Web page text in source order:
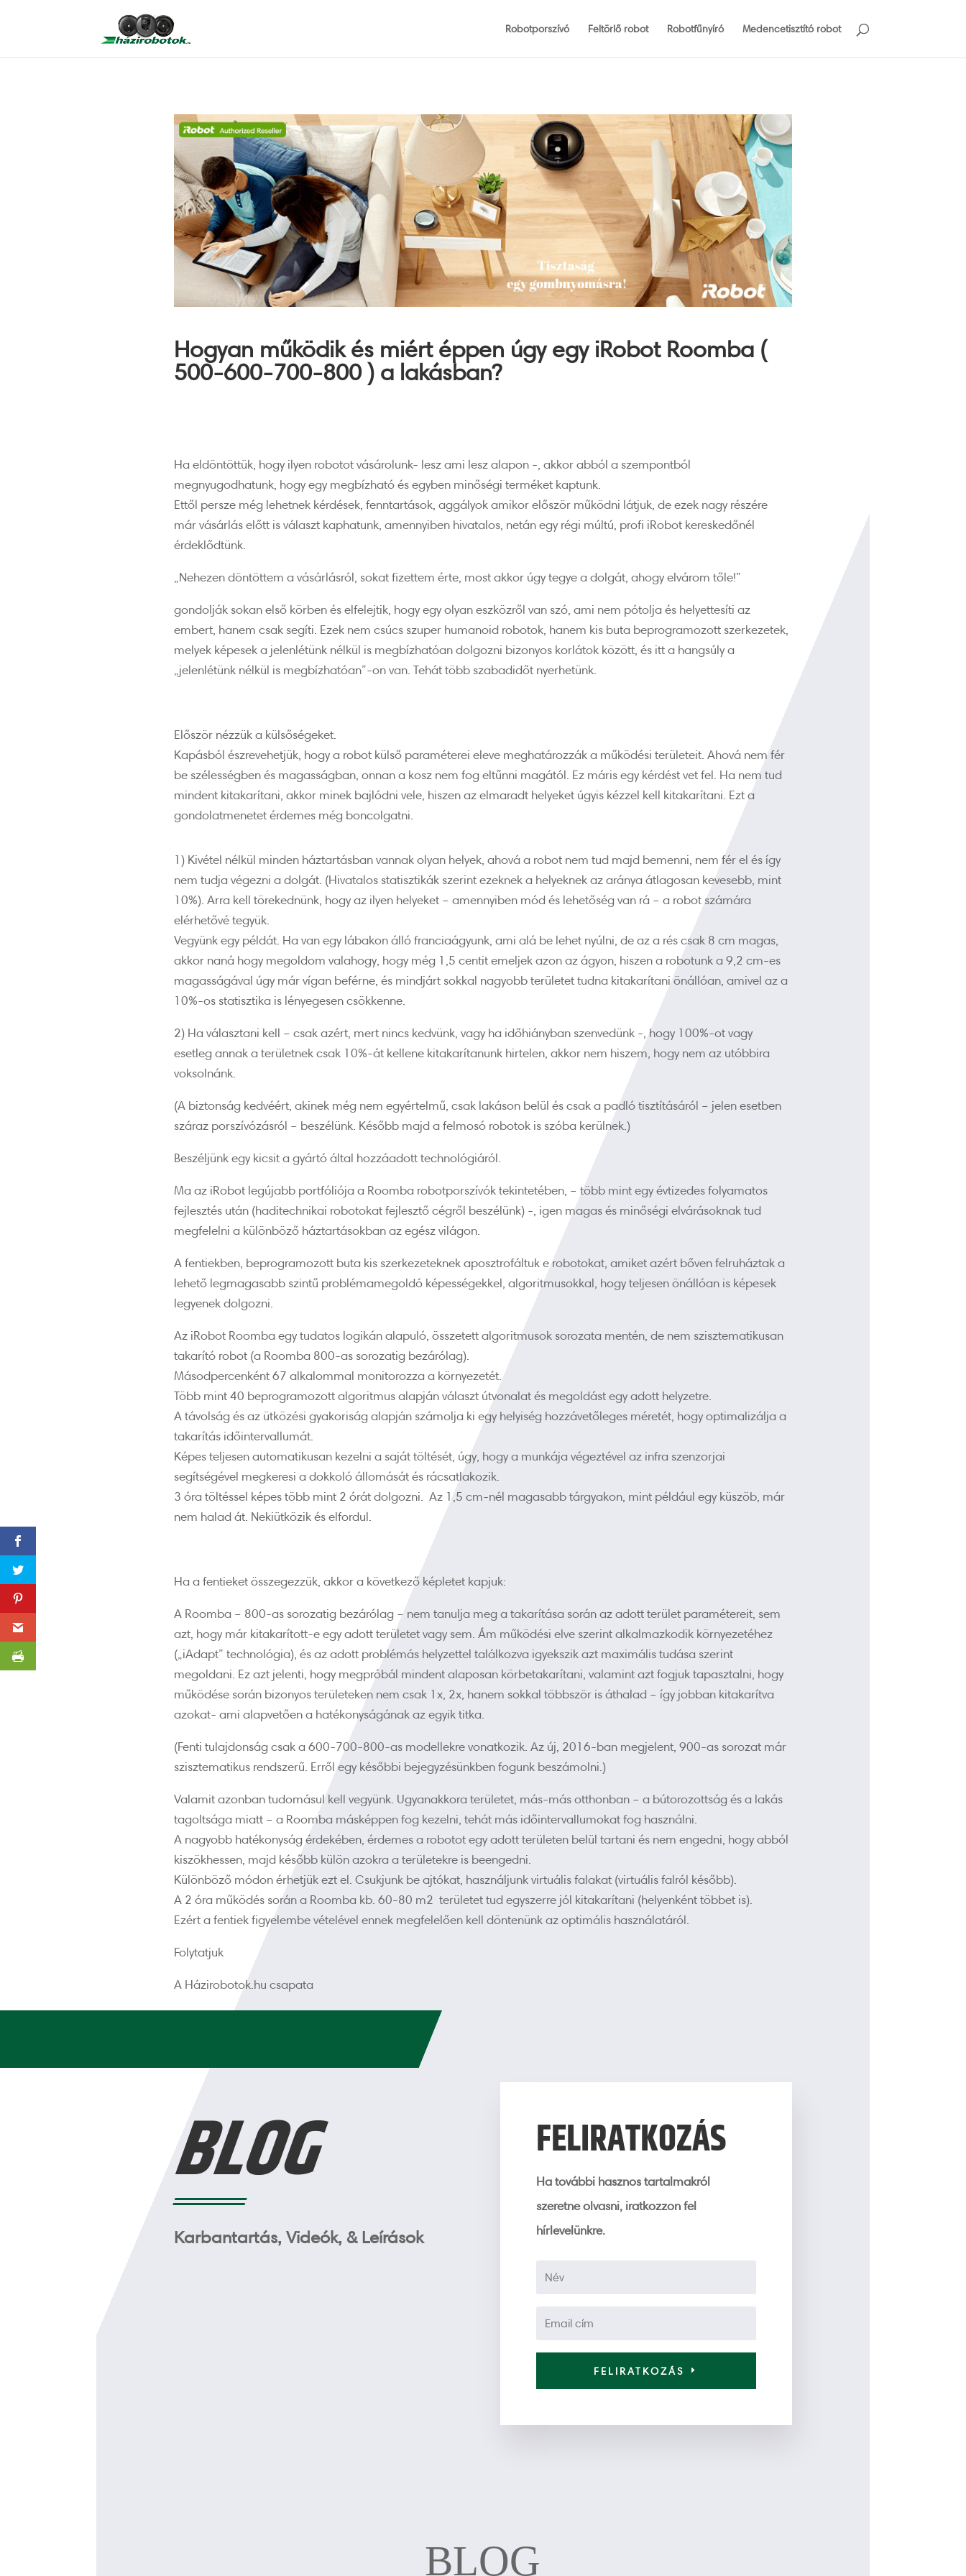
Robotporszívó Feltörlő robot Robotfűnyíró Medencetisztító robot
Hogyan működik és miért éppen úgy egy iRobot Roomba (
500-600-700-800 ) a lakásban?
Ha eldöntöttük, hogy ilyen robotot vásárolunk- lesz ami lesz alapon -, akkor abból a szempontból
megnyugodhatunk, hogy egy megbízható és egyben minőségi terméket kaptunk.
Ettől persze még lehetnek kérdések, fenntartások, aggályok amikor először működni látjuk, de ezek nagy részére
már vásárlás előtt is választ kaphatunk, amennyiben hivatalos, netán egy régi múltú, profi iRobot kereskedőnél
érdeklődtünk.
„Nehezen döntöttem a vásárlásról, sokat fizettem érte, most akkor úgy tegye a dolgát, ahogy elvárom tőle!”
gondolják sokan első körben és elfelejtik, hogy egy olyan eszközről van szó, ami nem pótolja és helyettesíti az
embert, hanem csak segíti. Ezek nem csúcs szuper humanoid robotok, hanem kis buta beprogramozott szerkezetek,
melyek képesek a jelenlétünk nélkül is megbízhatóan dolgozni bizonyos korlátok között, és itt a hangsúly a
„jelenlétünk nélkül is megbízhatóan”-on van. Tehát több szabadidőt nyerhetünk.
Először nézzük a külsőségeket.
Kapásból észrevehetjük, hogy a robot külső paraméterei eleve meghatározzák a működési területeit. Ahová nem fér
be szélességben és magasságban, onnan a kosz nem fog eltűnni magától. Ez máris egy kérdést vet fel. Ha nem tud
mindent kitakarítani, akkor minek bajlódni vele, hiszen az elmaradt helyeket úgyis kézzel kell kitakarítani. Ezt a
gondolatmenetet érdemes még boncolgatni.
1) Kivétel nélkül minden háztartásban vannak olyan helyek, ahová a robot nem tud majd bemenni, nem fér el és így
nem tudja végezni a dolgát. (Hivatalos statisztikák szerint ezeknek a helyeknek az aránya átlagosan kevesebb, mint
10%). Arra kell törekednünk, hogy az ilyen helyeket – amennyiben mód és lehetőség van rá – a robot számára
elérhetővé tegyük.
Vegyünk egy példát. Ha van egy lábakon álló franciaágyunk, ami alá be lehet nyúlni, de az a rés csak 8 cm magas,
akkor naná hogy megoldom valahogy, hogy még 1,5 centit emeljek azon az ágyon, hiszen a robotunk a 9,2 cm-es
magasságával úgy már vígan beférne, és mindjárt sokkal nagyobb területet tudna kitakarítani önállóan, amivel az a
10%-os statisztika is lényegesen csökkenne.
2) Ha választani kell – csak azért, mert nincs kedvünk, vagy ha időhiányban szenvedünk -, hogy 100%-ot vagy
esetleg annak a területnek csak 10%-át kellene kitakarítanunk hirtelen, akkor nem hiszem, hogy nem az utóbbira
voksolnánk.
(A biztonság kedvéért, akinek még nem egyértelmű, csak lakáson belül és csak a padló tisztításáról – jelen esetben
száraz porszívózásról – beszélünk. Később majd a felmosó robotok is szóba kerülnek.)
Beszéljünk egy kicsit a gyártó által hozzáadott technológiáról.
Ma az iRobot legújabb portfóliója a Roomba robotporszívók tekintetében, – több mint egy évtizedes folyamatos
fejlesztés után (haditechnikai robotokat fejlesztő cégről beszélünk) -, igen magas és minőségi elvárásoknak tud
megfelelni a különböző háztartásokban az egész világon.
A fentiekben, beprogramozott buta kis szerkezeteknek aposztrofáltuk e robotokat, amiket azért bőven felruháztak a
lehető legmagasabb szintű problémamegoldó képességekkel, algoritmusokkal, hogy teljesen önállóan is képesek
legyenek dolgozni.
Az iRobot Roomba egy tudatos logikán alapuló, összetett algoritmusok sorozata mentén, de nem szisztematikusan
takarító robot (a Roomba 800-as sorozatig bezárólag).
Másodpercenként 67 alkalommal monitorozza a környezetét.
Több mint 40 beprogramozott algoritmus alapján választ útvonalat és megoldást egy adott helyzetre.
A távolság és az ütközési gyakoriság alapján számolja ki egy helyiség hozzávetőleges méretét, hogy optimalizálja a
takarítás időintervallumát.
Képes teljesen automatikusan kezelni a saját töltését, úgy, hogy a munkája végeztével az infra szenzorjai
segítségével megkeresi a dokkoló állomását és rácsatlakozik.
3 óra töltéssel képes több mint 2 órát dolgozni. Az 1,5 cm-nél magasabb tárgyakon, mint például egy küszöb, már
nem halad át. Nekiütközik és elfordul.
Ha a fentieket összegezzük, akkor a következő képletet kapjuk:
A Roomba – 800-as sorozatig bezárólag – nem tanulja meg a takarítása során az adott terület paramétereit, sem
azt, hogy már kitakarított-e egy adott területet vagy sem. Ám működési elve szerint alkalmazkodik környezetéhez
(„iAdapt” technológia), és az adott problémás helyzettel találkozva igyekszik azt maximális tudása szerint
megoldani. Ez azt jelenti, hogy megpróbál mindent alaposan körbetakarítani, valamint azt fogjuk tapasztalni, hogy
működése során bizonyos területeken nem csak 1x, 2x, hanem sokkal többször is áthalad – így jobban kitakarítva
azokat- ami alapvetően a hatékonyságának az egyik titka.
(Fenti tulajdonság csak a 600-700-800-as modellekre vonatkozik. Az új, 2016-ban megjelent, 900-as sorozat már
szisztematikus rendszerű. Erről egy későbbi bejegyzésünkben fogunk beszámolni.)
Valamit azonban tudomásul kell vegyünk. Ugyanakkora területet, más-más otthonban – a bútorozottság és a lakás
tagoltsága miatt – a Roomba másképpen fog kezelni, tehát más időintervallumokat fog használni.
A nagyobb hatékonyság érdekében, érdemes a robotot egy adott területen belül tartani és nem engedni, hogy abból
kiszökhessen, majd később külön azokra a területekre is beengedni.
Különböző módon érhetjük ezt el. Csukjunk be ajtókat, használjunk virtuális falakat (virtuális falról később).
A 2 óra működés során a Roomba kb. 60-80 m2 területet tud egyszerre jól kitakarítani (helyenként többet is).
Ezért a fentiek figyelembe vételével ennek megfelelően kell döntenünk az optimális használatáról.
Folytatjuk
A Házirobotok.hu csapata
BLOG
Karbantartás, Videók, & Leírások
FELIRATKOZÁS
Ha további hasznos tartalmakról
szeretne olvasni, iratkozzon fel
hírlevelünkre.
FELIRATKOZÁS
BLOG